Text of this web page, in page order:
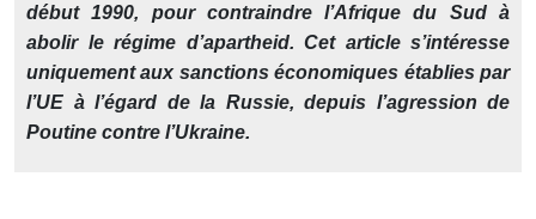
début 1990, pour contraindre l’Afrique du Sud à
abolir le régime d’apartheid. Cet article s’intéresse
uniquement aux sanctions économiques établies par
l’UE à l’égard de la Russie, depuis l’agression de
Poutine contre l’Ukraine.